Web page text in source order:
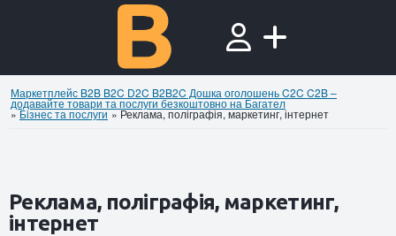
Маркетплейс B2B B2C D2C B2B2C Дошка оголошень C2C C2B –
додавайте товари та послуги безкоштовно на Багател
»Бiзнес та послуги »Реклама, поліграфія, маркетинг, інтернет
Реклама, поліграфія, маркетинг,
інтернет